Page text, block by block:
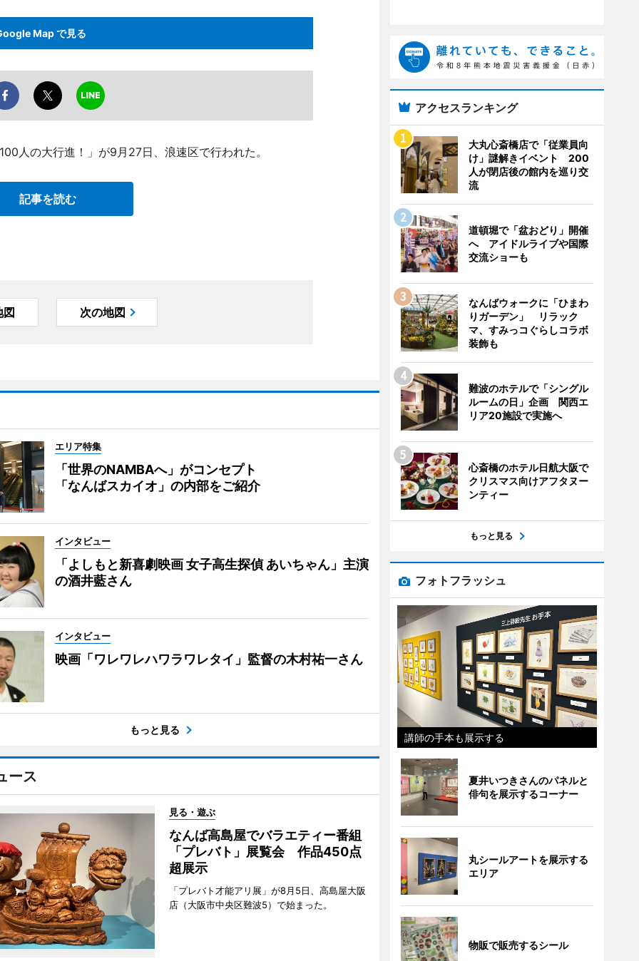
Map で見る
人の大行進！」が9月27日、浪速区で行われた。
記事を読む
図 次の地図
エリア特集
「世界のNAMBAへ」がコンセプト
「なんばスカイオ」の内部をご紹介
インタビュー
「よしもと新喜劇映画 女子高生探偵 あいちゃん」主演
の酒井藍さん
インタビュー
映画「ワレワレハワラワレタイ」監督の木村祐一さん
もっと見る
ース
見る・遊ぶ
なんば高島屋でバラエティー番組
「プレバト」展覧会 作品450点
超展示
「プレバト才能アリ展」が8月5日、高島屋大阪
店（大阪市中央区難波5）で始まった。
アクセスランキング
大丸心斎橋店で「従業員向
け」謎解きイベント 200
人が閉店後の館内を巡り交
流
道頓堀で「盆おどり」開催
へ アイドルライブや国際
交流ショーも
なんばウォークに「ひまわ
りガーデン」 リラック
マ、すみっコぐらしコラボ
装飾も
難波のホテルで「シングル
ルームの日」企画 関西エ
リア20施設で実施へ
心斎橋のホテル日航大阪で
クリスマス向けアフタヌー
ンティー
もっと見る
フォトフラッシュ
講師の手本も展示する
夏井いつきさんのパネルと
俳句を展示するコーナー
丸シールアートを展示する
エリア
物販で販売するシール